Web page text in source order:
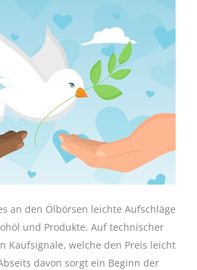
an den Ölbörsen leichte Aufschläge
und Produkte. Auf technischer
Kaufsignale, welche den Preis leicht
davon sorgt ein Beginn der